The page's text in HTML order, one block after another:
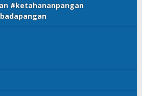
#ketahananpangan